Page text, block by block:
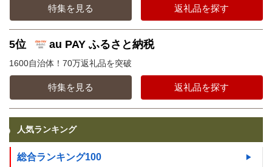
特集を見る 返礼品を探す
5位 au PAY ふるさと納税
1600自治体！70万返礼品を突破
特集を見る 返礼品を探す
人気ランキング
総合ランキング100